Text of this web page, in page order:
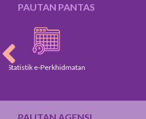
PAUTAN PANTAS
Keratan Akhbar
PAUTAN AGENSI